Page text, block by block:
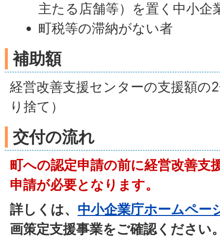
主たる店舗等）を置く中小企
町税等の滞納がない者
補助額
経営改善支援センターの支援額の
り捨て）
交付の流れ
町への認定申請の前に経営改善支
申請が必要となります。
詳しくは、 中小企業庁ホームペー
画策定支援事業をご確認ください